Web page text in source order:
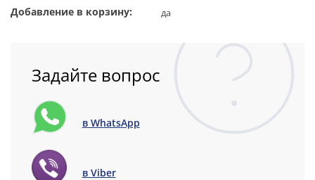
Добавление в корзину: да
Задайте вопрос
в WhatsApp
в Viber